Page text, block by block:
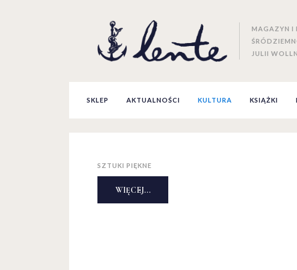
MAGAZYN I
JULII
SKLEP AKTUALNOŚCI KULTURA KSIĄŻKI
SZTUKI PIĘKNE
WIĘCEJ...